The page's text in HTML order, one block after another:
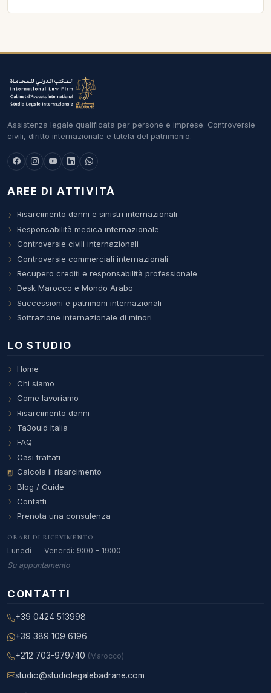
Assistenza legale qualificata per persone e imprese. Controversie
civili, diritto internazionale e tutela del patrimonio.
AREE DI ATTIVITÀ
Risarcimento danni e sinistri internazionali
Responsabilità medica internazionale
Controversie civili internazionali
Controversie commerciali internazionali
Recupero crediti e responsabilità professionale
Desk Marocco e Mondo Arabo
Successioni e patrimoni internazionali
Sottrazione internazionale di minori
LO STUDIO
Home
Chi siamo
Come lavoriamo
Risarcimento danni
Ta3ouid Italia
FAQ
Casi trattati
Calcola il risarcimento
Blog / Guide
Contatti
Prenota una consulenza
ORARI DI RICEVIMENTO
Lunedì — Venerdì: 9:00 – 19:00
Su appuntamento
CONTATTI
+39 0424 513998
+39 389 109 6196
+212 703-979740 (Marocco)
studio@studiolegalebadrane.com